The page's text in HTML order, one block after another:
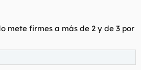
mete firmes a más de 2 y de 3 por